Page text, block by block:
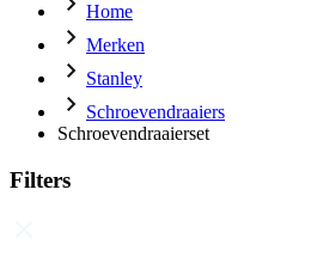
Home
Merken
Stanley
Schroevendraaiers
Schroevendraaierset
Filters